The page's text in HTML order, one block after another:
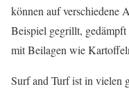
können auf verschiedene
Beispiel gegrillt,
mit Beilagen wie
Surf and Turf ist in vielen